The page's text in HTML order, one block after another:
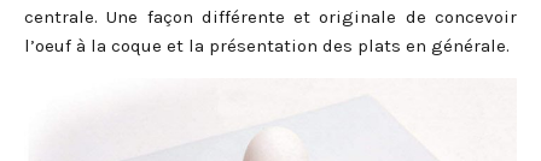
centrale. Une façon différente et originale de concevoir
l’oeuf à la coque et la présentation des plats en générale.